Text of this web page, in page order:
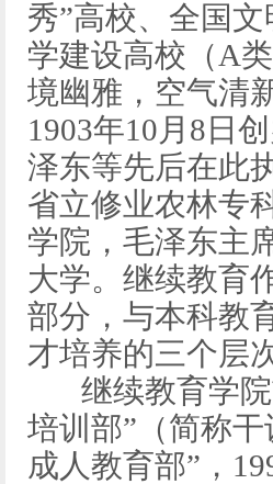
秀”高校、全国
学建设高校（A
境幽雅，空气清
1903年10月8日
泽东等先后在此
省立修业农林专
学院，毛泽东主
大学。继续教育
部分，与本科教
才培养的三个层
继续教育学院
培训部”（简称
成人教育部”，